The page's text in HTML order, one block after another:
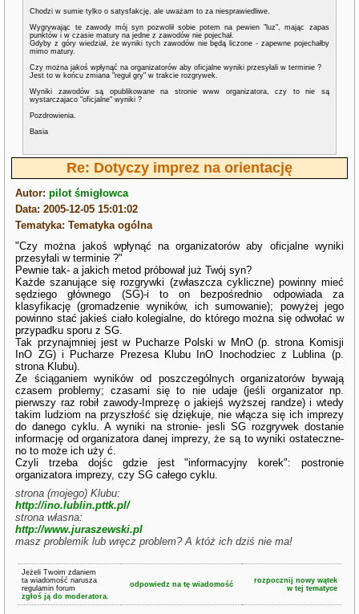
Chodzi w sumie tylko o satysfakcję, ale uważam to za niesprawiedliwe.
Wygrywając te zawody mój syn pozwolił sobie potem na pewien "luz", mając zapas
punktów i w czasie matury na jedne z zawodów nie pojechał.
Gdyby z góry wiedział, że wyniki tych zawodów nie będą liczone - zapewne pojechałby
mimo matury.
Czy można jakoś wpłynąć na organizatorów aby oficjalne wyniki przesyłali w terminie ?
Jest to w końcu zmiana "reguł gry" w trakcie rozgrywek.
Wyniki zawodów są opublikowane na stronie www organizatora, czy to nie są
wystarczajaco "oficjalne" wyniki ?
Pozdrowienia.
Basia
Re: Dotyczy imprez na orientację
Autor:pilot śmigłowca
Data: 2005-12-05 15:01:02
Tematyka: Tematyka ogólna
"Czy można jakoś wpłynąć na organizatorów aby oficjalne wyniki
przesyłali w terminie ?"
Pewnie tak- a jakich metod próbował już Twój syn?
Każde szanujące się rozgrywki (zwłaszcza cykliczne) powinny mieć
sędziego głównego (SG)-i to on bezpośrednio odpowiada za
klasyfikację (gromadzenie wyników, ich sumowanie); powyżej jego
powinno stać jakieś ciało kolegialne, do którego można się odwołać w
przypadku sporu z SG.
Tak przynajmniej jest w Pucharze Polski w MnO (p. strona Komisji
InO ZG) i Pucharze Prezesa Klubu InO Inochodziec z Lublina (p.
strona Klubu).
Ze ściąganiem wyników od poszczególnych organizatorów bywają
czasem problemy; czasami się to nie udaje (jeśli organizator np.
pierwszy raz robił zawody-Imprezę o jakiejś wyższej randze) i wtedy
takim ludziom na przyszłość się dziękuje, nie włącza się ich imprezy
do danego cyklu. A wyniki na stronie- jesli SG rozgrywek dostanie
informację od organizatora danej imprezy, że są to wyniki ostateczne-
no to może ich uży ć.
Czyli trzeba dojśc gdzie jest "informacyjny korek": postronie
organizatora imprezy, czy SG całego cyklu.
strona (mojego) Klubu:
http://ino.lublin.pttk.pl/
strona własna:
http://www.juraszewski.pl
masz problemik lub wręcz problem? A któż ich dziś nie ma!
Jeżeli Twoim zdaniem
ta wiadomość narusza
regulamin forum
zgłoś ją do moderatora.
odpowiedz na tę wiadomość
rozpocznij nowy wątek
w tej tematyce